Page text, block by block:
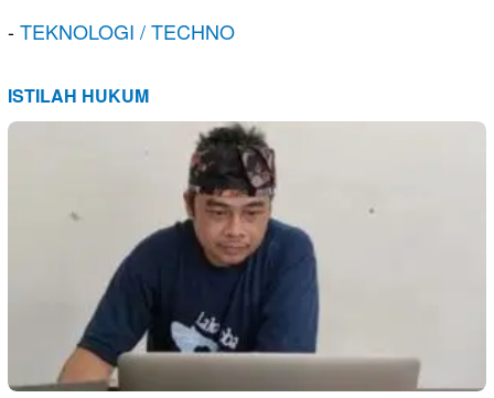
-TEKNOLOGI / TECHNO
ISTILAH HUKUM